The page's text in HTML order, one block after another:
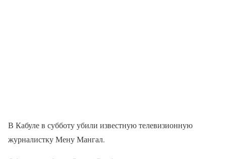
В Кабуле в субботу убили известную телевизионную
журналистку Мену Мангал.